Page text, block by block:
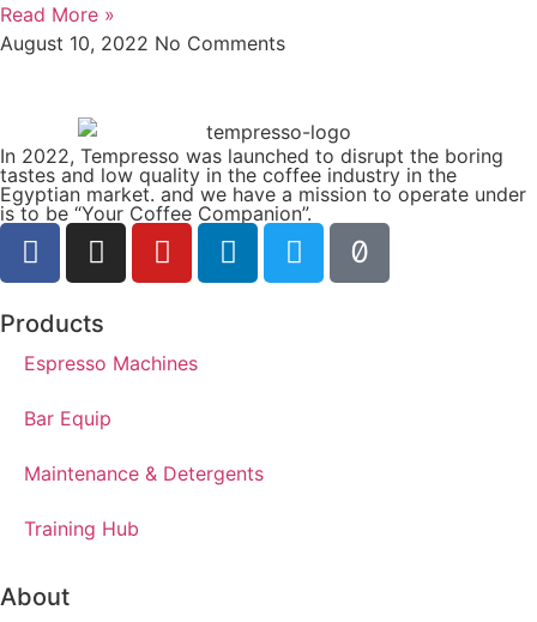
Read More »
August 10, 2022 No Comments
In 2022, Tempresso was launched to disrupt the boring
tastes and low quality in the coffee industry in the
Egyptian market. and we have a mission to operate under
is to be “Your Coffee Companion”.
Products
Espresso Machines​
Bar Equip
Maintenance & Detergents
Training Hub
About